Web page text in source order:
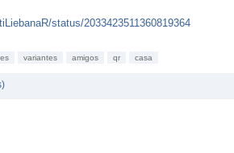
status/2033423511360819364
variantes amigos qr casa